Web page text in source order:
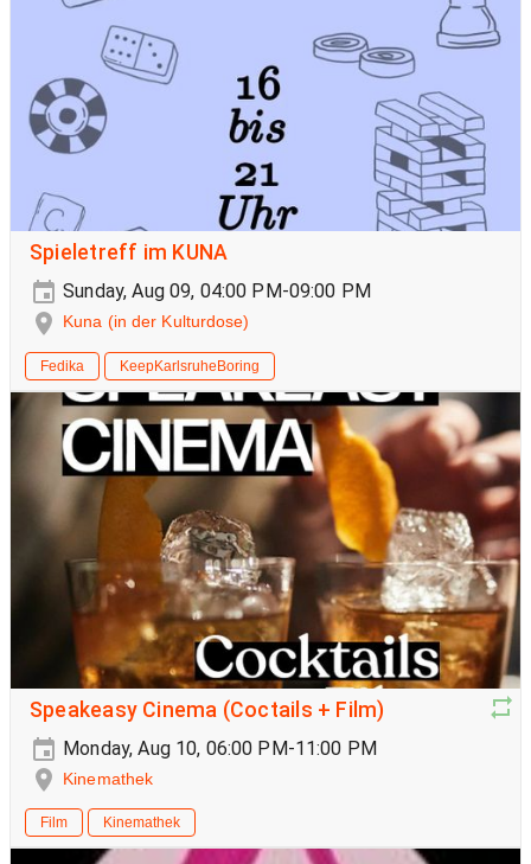
Spieletreff im KUNA
Sunday, Aug 09, 04:00 PM-09:00 PM
Kuna (in der Kulturdose)
Fedika KeepKarlsruheBoring
Speakeasy Cinema (Coctails + Film)
Monday, Aug 10, 06:00 PM-11:00 PM
Kinemathek
Film Kinemathek